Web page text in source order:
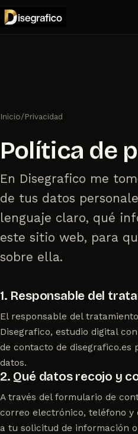
Inicio/Privacidad
Política de
En Disegrafico me
de tus datos
lenguaje claro, qué
este sitio web, para
sobre ella.
1. Responsable del
El responsable del
Disegrafico, estudio digital
de contacto de disegrafico.es
datos.
2. Qué datos recojo y
A través del formulario de
correo electrónico, teléfono y
a tu solicitud de información